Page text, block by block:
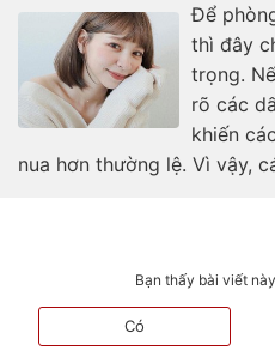
Để
thì đây
trọng.
rõ các
khiến
nua hơn thường lệ. Vì vậy,
Bạn thấy bài viết
Có